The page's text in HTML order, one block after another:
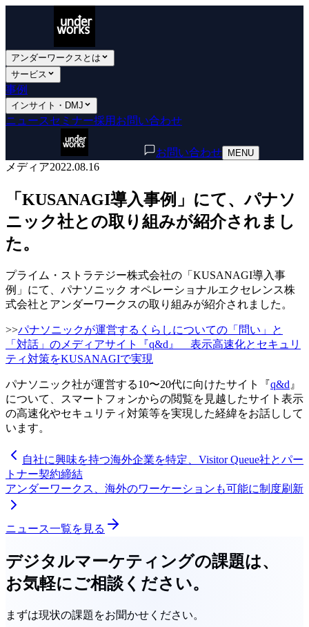
アンダーワークスとは
サービス
事例
インサイト・DMJ
ニュース セミナー採用 お問い合わせ
お問い合わせ MENU
メディア2022.08.16
「KUSANAGI導入事例」にて、パナソ
ニック社との取り組みが紹介されまし
た。
プライム・ストラテジー株式会社の「KUSANAGI導入事
例」にて、パナソニック オペレーショナルエクセレンス株
式会社とアンダーワークスの取り組みが紹介されました。
>>パナソニックが運営するくらしについての「問い」と
「対話」のメディアサイト『q&d』 表示高速化とセキュリ
ティ対策をKUSANAGIで実現
パナソニック社が運営する10〜20代に向けたサイト『q&d 』
について、スマートフォンからの閲覧を見越したサイト表示
の高速化やセキュリティ対策等を実現した経緯をお話しして
います。
自社に興味を持つ海外企業を特定、Visitor Queue社とパー
トナー契約締結
アンダーワークス、海外のワーケーションも可能に制度刷新
ニュース一覧を見る
デジタルマーケティングの課題は、
お気軽にご相談ください。
まずは現状の課題をお聞かせください。